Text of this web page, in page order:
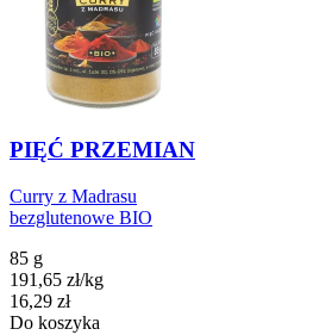
PIĘĆ PRZEMIAN
Curry z Madrasu
bezglutenowe BIO
85 g
191,65 zł/kg
Cena
16,29 zł
Do koszyka